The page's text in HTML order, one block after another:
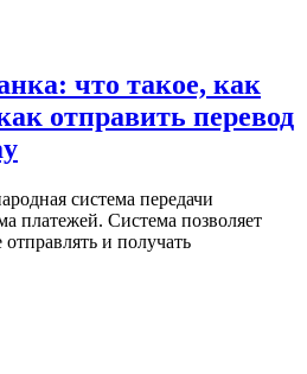
что такое, как
отправить перевод
система передачи
платежей. Система позволяет
и получать